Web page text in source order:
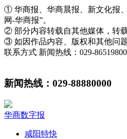
① 华商报、华商晨报、新文化报
网-华商报”。
② 部分内容转载自其他媒体，转
③ 如因作品内容、版权和其他问
联系方式 新闻热线：029-86519800
新闻热线：029-88880000
华商数字报
咸阳特快